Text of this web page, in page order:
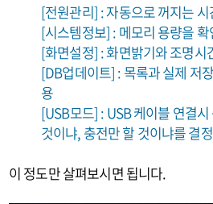
[전원관리] : 자동으로 꺼지는 시
[시스템정보] : 메모리 용량을
[화면설정] : 화면밝기와 조명시
[DB업데이트] : 목록과 실제 저
용
[USB모드] : USB 케이블 연결
것이냐, 충전만 할 것이냐를 결정
이 정도만 살펴보시면 됩니다.